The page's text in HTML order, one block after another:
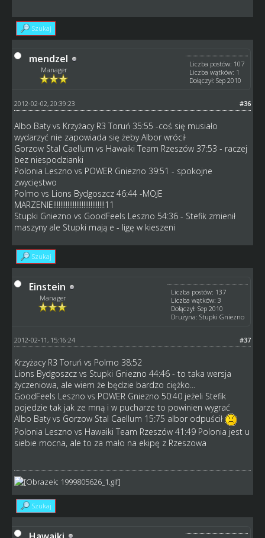
Szukaj
mendzel
Manager
Liczba postów: 107
Liczba wątków: 1
Dołączył: Sep 2010
#36
2012-02-02, 20:39:23
Albo Baty vs Krzyżacy R3 Toruń 35:55 -coś się musiało
wydarzyć nie zapowiada się żeby Albor wrócił
Gorzow Stal Caellum vs Hawaiki Team Rzeszów 37:53 - raczej
bez niespodzianki
Polonia Leszno vs POWER Gniezno 39:51 - spokojne
zwycięstwo
Polmo vs Lions Bydgoszcz 46:44 -MOJE
MARZENIE!!!!!!!!!!!!!!!!!!!!!!!!!!!!!11
Stupki Gniezno vs GoodFeels Leszno 54:36 - Stefik zmienił
maszyny ale Stupki mają e - ligę w kieszeni
Szukaj
Einstein
Manager
Liczba postów: 137
Liczba wątków: 3
Dołączył: Sep 2010
Drużyna: Stupki Gniezno
#37
2012-02-11, 15:16:24
Krzyżacy R3 Toruń vs Polmo 38:52
Lions Bydgoszcz vs Stupki Gniezno 44:46 - to taka wersja
życzeniowa, ale wiem że będzie bardzo ciężko...
GoodFeels Leszno vs POWER Gniezno 50:40 jeżeli Stefik
pojedzie tak jak ze mną i w pucharze to powinien wygrać
Albo Baty vs Gorzow Stal Caellum 15:75 albor odpuścił
Polonia Leszno vs Hawaiki Team Rzeszów 41:49 Polonia jest u
siebie mocna, ale to za mało na ekipę z Rzeszowa
Szukaj